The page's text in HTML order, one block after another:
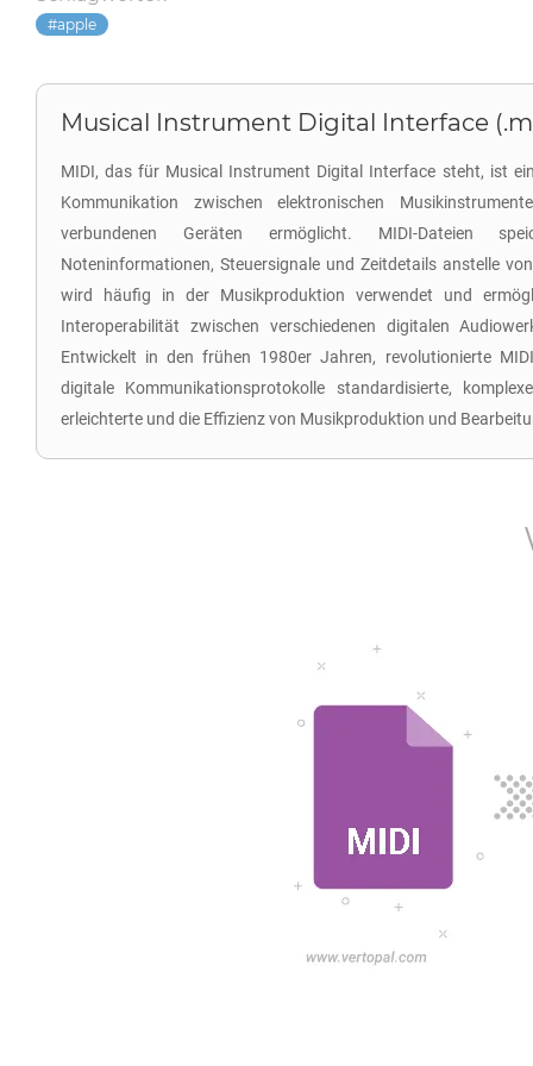
apple
Musical Instrument Digital Interface
MIDI, das für Musical Instrument Digital Interface steht, ist
Kommunikation zwischen elektronischen
verbundenen Geräten ermöglicht. MIDI-Dateien
Noteninformationen, Steuersignale und Zeitdetails anstelle
wird häufig in der Musikproduktion verwendet und
Interoperabilität zwischen verschiedenen digitalen
Entwickelt in den frühen 1980er Jahren, revolutionierte
digitale Kommunikationsprotokolle standardisierte,
erleichterte und die Effizienz von Musikproduktion und